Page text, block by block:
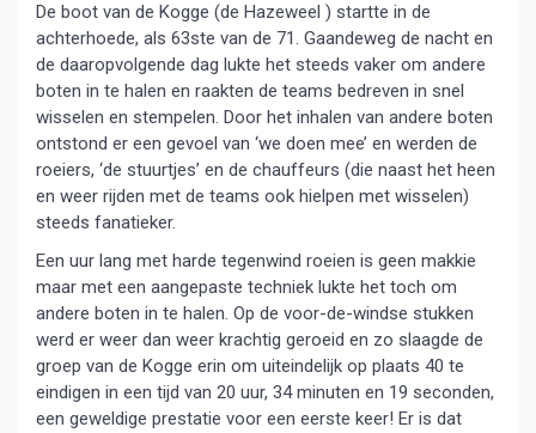
De boot van de Kogge (de Hazeweel ) startte in de
achterhoede, als 63ste van de 71. Gaandeweg de nacht en
de daaropvolgende dag lukte het steeds vaker om andere
boten in te halen en raakten de teams bedreven in snel
wisselen en stempelen. Door het inhalen van andere boten
ontstond er een gevoel van ‘we doen mee’ en werden de
roeiers, ‘de stuurtjes’ en de chauffeurs (die naast het heen
en weer rijden met de teams ook hielpen met wisselen)
steeds fanatieker.
Een uur lang met harde tegenwind roeien is geen makkie
maar met een aangepaste techniek lukte het toch om
andere boten in te halen. Op de voor-de-windse stukken
werd er weer dan weer krachtig geroeid en zo slaagde de
groep van de Kogge erin om uiteindelijk op plaats 40 te
eindigen in een tijd van 20 uur, 34 minuten en 19 seconden,
een geweldige prestatie voor een eerste keer! Er is dat